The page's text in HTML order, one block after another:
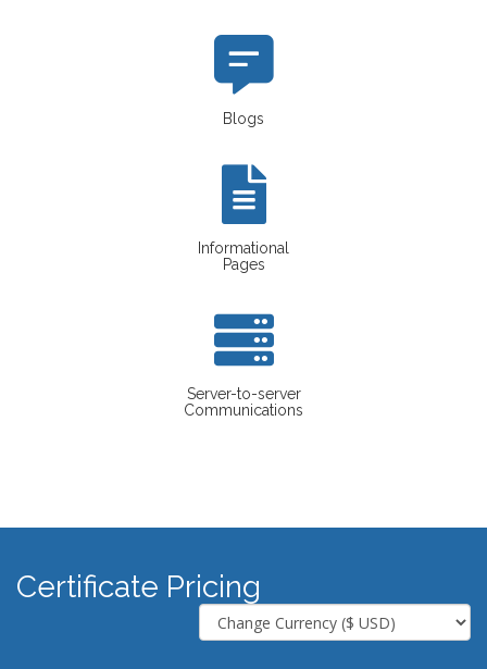
Blogs
Informational
Pages
Server-to-server
Communications
Certificate Pricing